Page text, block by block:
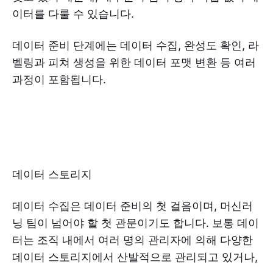
이터를 다룰 수 있습니다.
데이터 준비 단계에는 데이터 수집, 완성도 확인, 라
벨링과 피쳐 생성을 위한 데이터 포맷 변환 등 여러
과정이 포함됩니다.
데이터 스토리지
데이터 수집은 데이터 준비의 첫 걸음이며, 머신러
닝 팀이 넘어야 할 첫 관문이기도 합니다. 보통 데이
터는 조직 내에서 여러 명의 관리자에 의해 다양한
데이터 스토리지에서 산발적으로 관리되고 있거나,